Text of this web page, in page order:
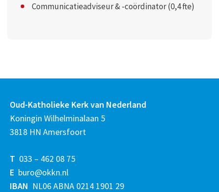
Communicatieadviseur & -coördinator (0,4 fte)
Oud-Katholieke Kerk van Nederland
Koningin Wilhelminalaan 5
3818 HN Amersfoort
T 033 – 462 08 75
E buro@okkn.nl
IBAN NL06 ABNA 0214 1901 29